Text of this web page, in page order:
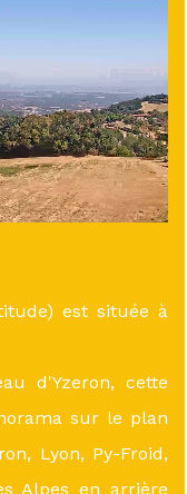
est située à
d'Yzeron, cette
sur le plan
Lyon, Py-Froid,
Alpes en arrière